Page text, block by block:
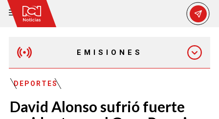
EMISIONES
EMISIÓN 7:00 PM
DEPORTES
David Alonso sufrió fuerte